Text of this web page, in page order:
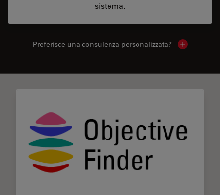
sistema.
Preferisce una consulenza personalizzata? Show local